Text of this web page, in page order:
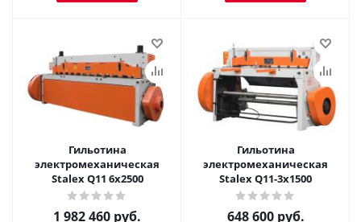
Гильотина
электромеханическая
Stalex Q11 6x2500
1 982 460 руб.
Гильотина
электромеханическая
Stalex Q11-3x1500
648 600руб.